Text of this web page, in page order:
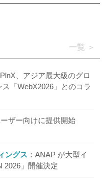
一覧
、アジア最大級のグロ
「WebX2026」とのコラ
ザー向けに提供開始
ングス
ANAP が大型イ
2026」開催決定